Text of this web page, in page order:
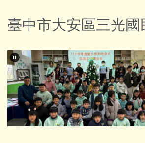
到
主
內
容
區
臺中市大安區三光國